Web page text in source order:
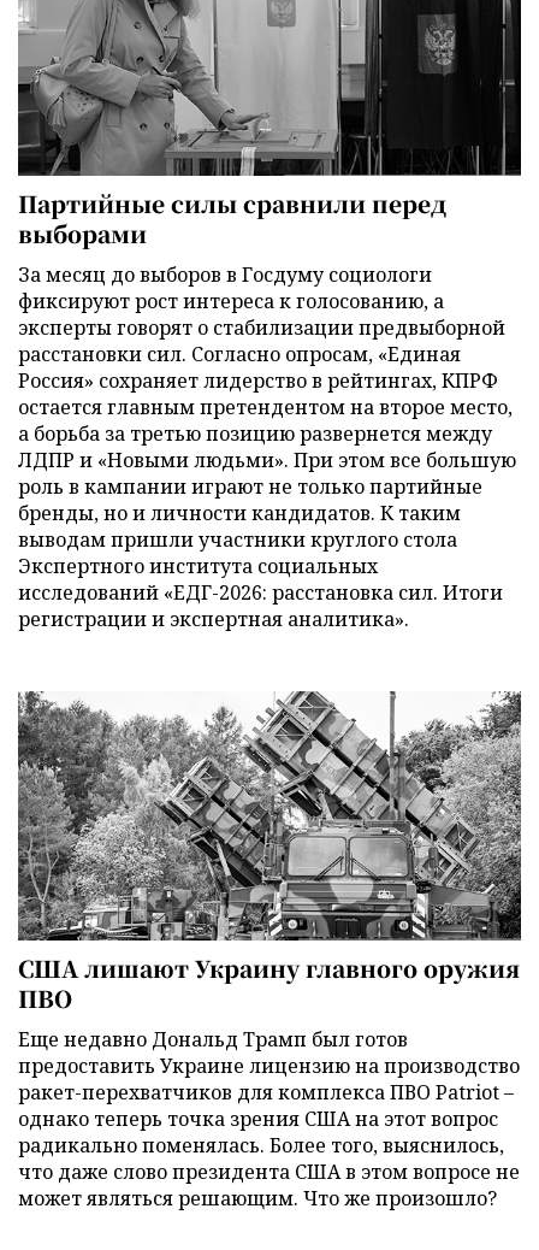
Партийные силы сравнили перед
выборами
За месяц до выборов в Госдуму социологи
фиксируют рост интереса к голосованию, а
эксперты говорят о стабилизации предвыборной
расстановки сил. Согласно опросам, «Единая
Россия» сохраняет лидерство в рейтингах, КПРФ
остается главным претендентом на второе место,
а борьба за третью позицию развернется между
ЛДПР и «Новыми людьми». При этом все большую
роль в кампании играют не только партийные
бренды, но и личности кандидатов. К таким
выводам пришли участники круглого стола
Экспертного института социальных
исследований «ЕДГ-2026: расстановка сил. Итоги
регистрации и экспертная аналитика».
США лишают Украину главного оружия
ПВО
Еще недавно Дональд Трамп был готов
предоставить Украине лицензию на производство
ракет-перехватчиков для комплекса ПВО Patriot –
однако теперь точка зрения США на этот вопрос
радикально поменялась. Более того, выяснилось,
что даже слово президента США в этом вопросе не
может являться решающим. Что же произошло?